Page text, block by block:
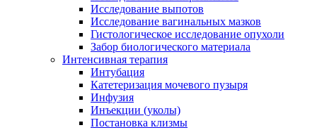
Исследование выпотов
Исследование вагинальных мазков
Гистологическое исследование опухоли
Забор биологического материала
Интенсивная терапия
Интубация
Катетеризация мочевого пузыря
Инфузия
Инъекции (уколы)
Постановка клизмы